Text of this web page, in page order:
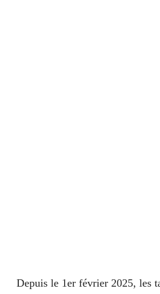
Depuis le 1er février 2025, les